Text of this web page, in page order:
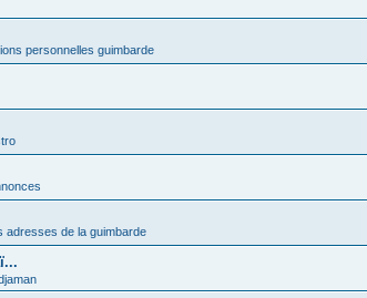
personnelles guimbarde
adresses de la guimbarde